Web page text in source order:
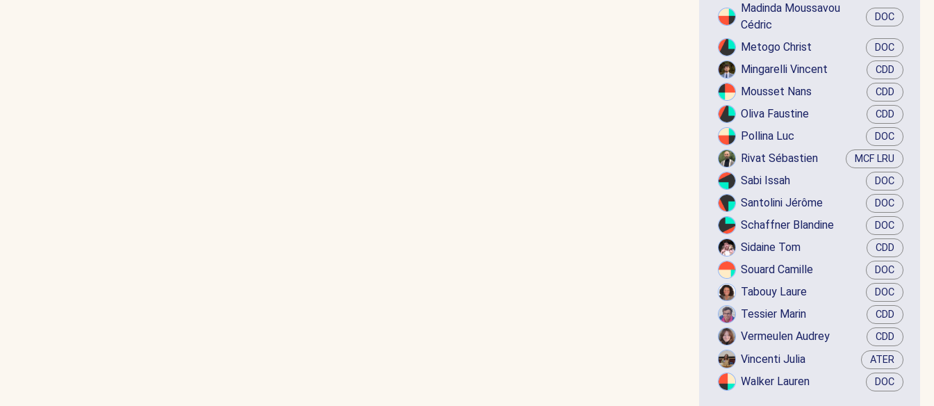
Madinda Moussavou
Cédric
DOC
Metogo Christ DOC
Mingarelli Vincent CDD
Mousset Nans CDD
Oliva Faustine CDD
Pollina Luc DOC
Rivat Sébastien MCF LRU
Sabi Issah DOC
Santolini Jérôme DOC
Schaffner Blandine DOC
Sidaine Tom CDD
Souard Camille DOC
Tabouy Laure DOC
Tessier Marin CDD
Vermeulen Audrey CDD
Vincenti Julia ATER
Walker Lauren DOC